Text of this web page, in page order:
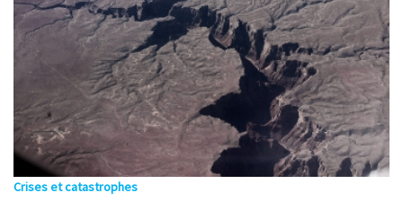
Crises et catastrophes